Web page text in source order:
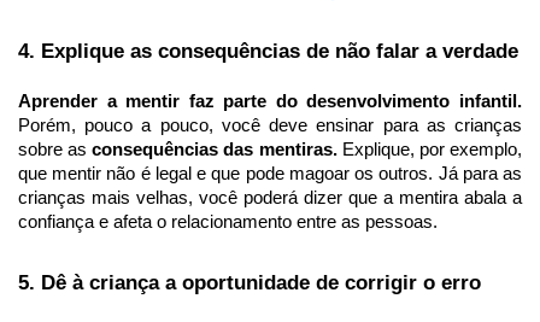
4. Explique as consequências de não falar a verdade
Aprender a mentir faz parte do desenvolvimento infantil.
Porém, pouco a pouco, você deve ensinar para as crianças
sobre as consequências das mentiras. Explique, por exemplo,
que mentir não é legal e que pode magoar os outros. Já para as
crianças mais velhas, você poderá dizer que a mentira abala a
confiança e afeta o relacionamento entre as pessoas.
5. Dê à criança a oportunidade de corrigir o erro